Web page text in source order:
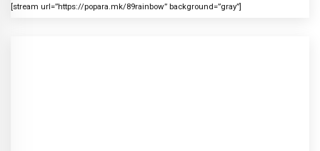
[stream url=”https://popara.mk/89rainbow” background=”gray”]